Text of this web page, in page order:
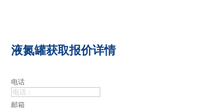
液氮罐获取报价详情
电话
邮箱